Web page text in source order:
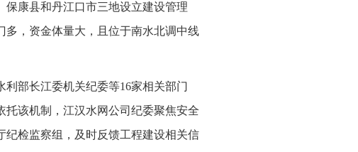
保康县和丹江口市三地设立建设管理
，资金体量大，且位于南水北调中线
部长江委机关纪委等16家相关部门
托该机制，江汉水网公司纪委聚焦安全
检监察组，及时反馈工程建设相关信